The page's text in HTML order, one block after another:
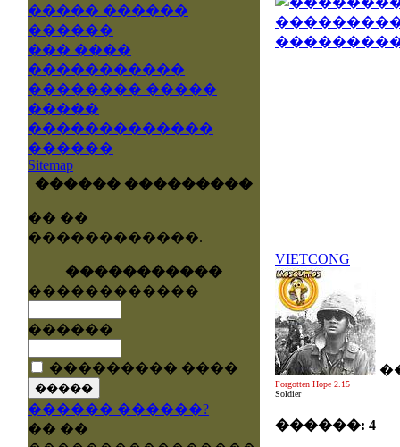
����� ������
������
��� ����
�����������
�������� �����
�����
�������������
������
Sitemap
������ ���������
�� ��
������������.
�����������
������������
������
��������� ����
������ ������?
�� ��
VIETCONG
Forgotten Hope 2.15
Soldier
������: 4